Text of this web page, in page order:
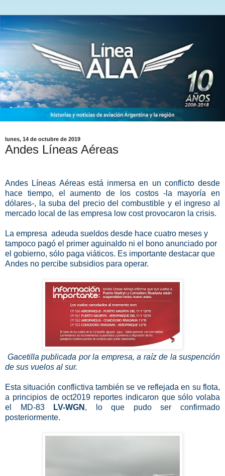
lunes, 14 de octubre de 2019
Andes Líneas Aéreas
Andes Líneas Aéreas está inmersa en un conflicto desde
hace tiempo, el aumento de los costos -la mayoría en
dólares-, la suba del precio del combustible y el ingreso al
mercado local de las empresa low cost provocaron la crisis.
La empresa adeuda sueldos desde hace cuatro meses y
tampoco pagó el primer aguinaldo ni el bono anunciado por
el gobierno, sólo paga viáticos. Es importante destacar que
Andes no percibe subsidios para operar.
Gacetilla publicada por la empresa, a raíz de la suspención
de sus vuelos al sur.
Esta situación conflictiva también se ve reflejada en su flota,
a principios de oct2019 reportes indicaron que sólo volaba
el MD-83
LV-WGN , lo que pudo ser confirmado
posteriormente.